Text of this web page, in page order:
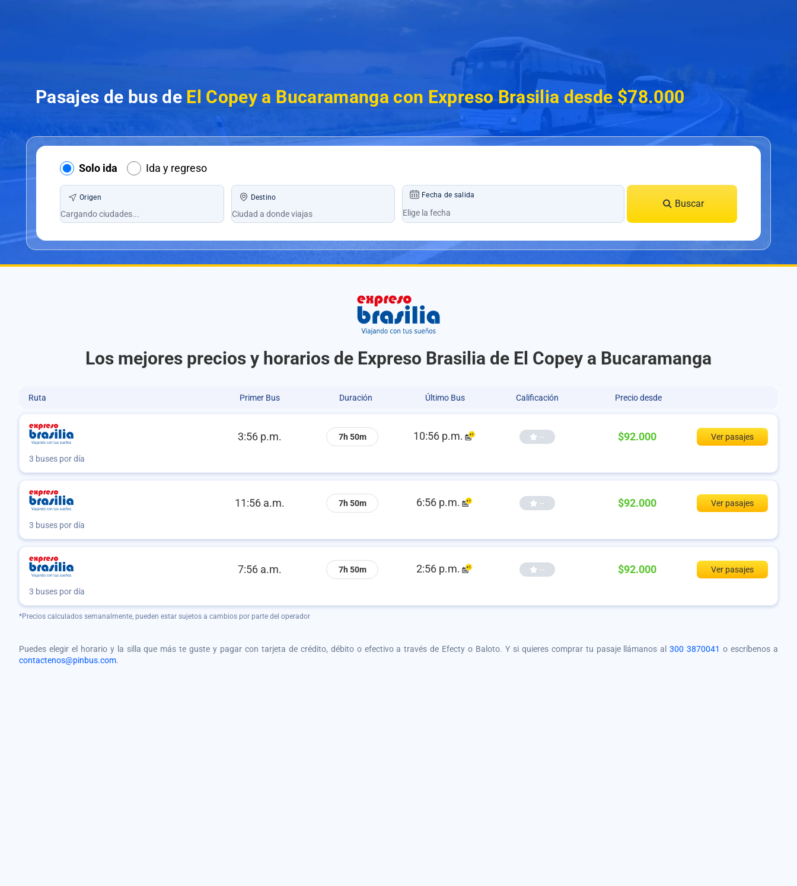
Pasajes de bus de El Copey a Bucaramanga con Expreso Brasilia desde $78.000
Solo ida Ida y regreso
Origen Destino Fecha de salida
Buscar
Los mejores precios y horarios de Expreso Brasilia de El Copey a Bucaramanga
Ruta Primer Bus Duración Último Bus Calificación Precio desde
3:56 p.m. 7h 50m 10:56 p.m. -- $92.000 Ver pasajes
3 buses por día
11:56 a.m. 7h 50m 6:56 p.m. -- $92.000 Ver pasajes
3 buses por día
7:56 a.m. 7h 50m 2:56 p.m. -- $92.000 Ver pasajes
3 buses por día
*Precios calculados semanalmente, pueden estar sujetos a cambios por parte del operador
Puedes elegir el horario y la silla que más te guste y pagar con tarjeta de crédito, débito o efectivo a través de Efecty o Baloto. Y si quieres comprar tu pasaje llámanos al300 3870041 o escríbenos a
contactenos@pinbus.com.